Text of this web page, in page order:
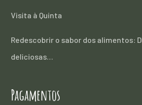
Visita à Quinta
Redescobrir o sabor dos alimentos:
deliciosas…
Pagamentos